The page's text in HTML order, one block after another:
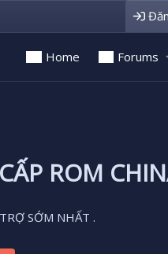
Home Forums
ROM
SỚM NHẤT .